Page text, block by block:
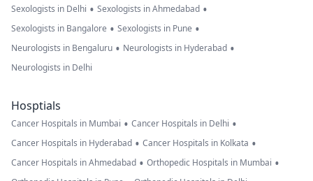
Sexologists in Delhi • Sexologists in Ahmedabad •
Sexologists in Bangalore • Sexologists in Pune •
Neurologists in Bengaluru • Neurologists in Hyderabad •
Neurologists in Delhi
Hosptials
Cancer Hospitals in Mumbai • Cancer Hospitals in Delhi •
Cancer Hospitals in Hyderabad • Cancer Hospitals in Kolkata •
Cancer Hospitals in Ahmedabad • Orthopedic Hospitals in Mumbai •